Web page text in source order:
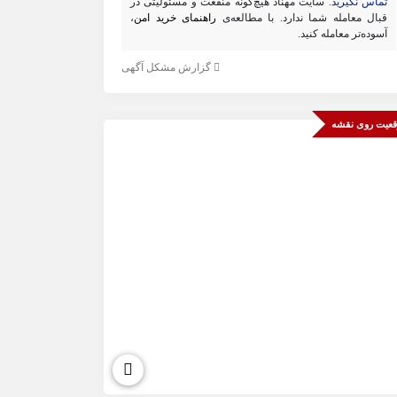
قبال معامله شما ندارد. با مطالعه‌ی راهنمای خرید امن،
آسوده‌تر معامله کنید.
گزارش مشکل آگهی
روی نقشه